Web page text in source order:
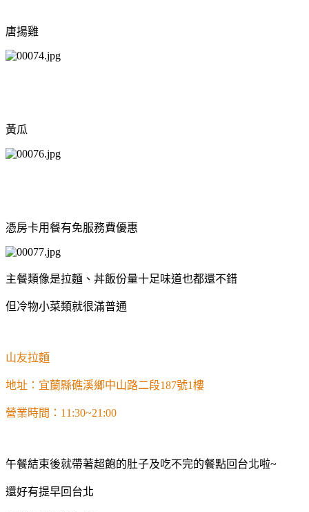
唐揚雞
黃瓜
憑房卡用餐有免服務費優惠
主餐類像是拉麵、丼飯份量十足味道也都還不錯
但冷物小菜類就很滿普通
山友拉麵
地址：宜蘭縣礁溪鄉中山路二段187號1樓
營業時間：11:30~21:00
午餐結束後就帶著超飽的肚子及吃不完的餐點回台北啦~
還好有提早回台北